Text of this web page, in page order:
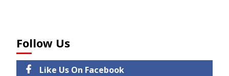
Follow Us
Like Us On Facebook